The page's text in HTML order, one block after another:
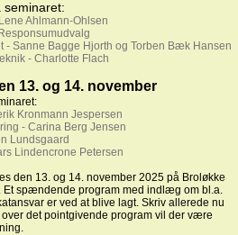
Ahlmann-Ohlsen
Sanne Bagge Hjorth og Torben Bæk Hansen
- Charlotte Flach
13. og 14. november
Kronmann Jespersen
- Carina Berg Jensen
Lundsgaard
Lindencrone Petersen
den 13. og 14. november 2025 på Broløkke
Et spændende program med indlæg om bl.a.
er ved at blive lagt. Skriv allerede nu
det pointgivende program vil der være